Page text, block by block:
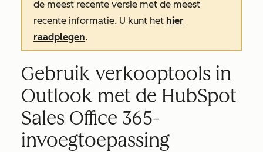
de meest recente versie met de meest
recente informatie. U kunt het hier
raadplegen.
Gebruik verkooptools in
Outlook met de HubSpot
Sales Office 365-
invoegtoepassing